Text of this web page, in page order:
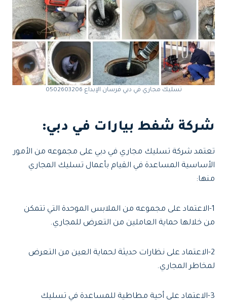
تسليك مجاري في دبي فرسان الإبداع 0502603206
شركة شفط بيارات في دبي:
تعتمد شركة تسليك مجاري في دبي على مجموعه من الأمور
الأساسية المساعدة في القيام بأعمال تسليك المجاري
منها:
1-الاعتماد على مجموعه من الملابس الموحدة التي تتمكن
من خلالها حماية العاملين من التعرض للمجاري.
2-الاعتماد على نظارات حديثة لحماية العين من التعرض
لمخاطر المجاري.
3-الاعتماد على أحية مطاطية للمساعدة في تسليك